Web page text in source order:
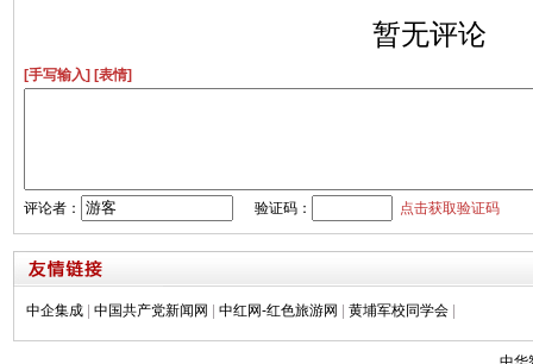
暂无评论
[手写输入] [表情]
评论者： 验证码： 点击获取验证码
中企集成 中国共产党新闻网 中红网-红色旅游网 黄埔军校同学会